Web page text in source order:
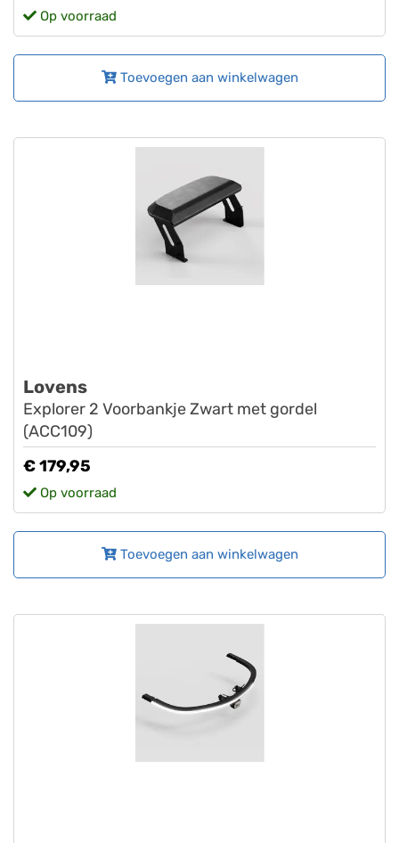
Op voorraad
Toevoegen aan winkelwagen
Lovens
Explorer 2 Voorbankje Zwart met gordel
(ACC109)
€ 179,95
Op voorraad
Toevoegen aan winkelwagen